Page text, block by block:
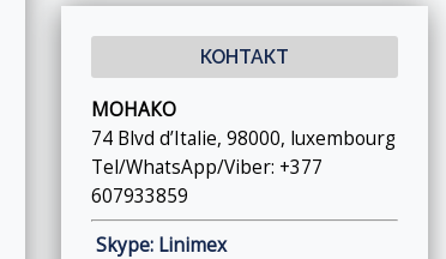
КОНТАКТ
МОНАКО
74 Blvd d’Italie, 98000, luxembourg
Tel/WhatsApp/Viber: +377
607933859
Skype: Linimex